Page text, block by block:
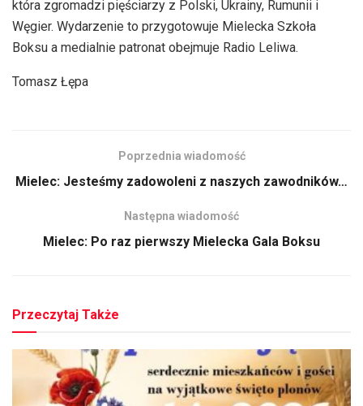
która zgromadzi pięściarzy z Polski, Ukrainy, Rumunii i
Węgier. Wydarzenie to przygotowuje Mielecka Szkoła
Boksu a medialnie patronat obejmuje Radio Leliwa.
Tomasz Łępa
Poprzednia wiadomość
Mielec: Jesteśmy zadowoleni z naszych zawodników…
Następna wiadomość
Mielec: Po raz pierwszy Mielecka Gala Boksu
Przeczytaj Także